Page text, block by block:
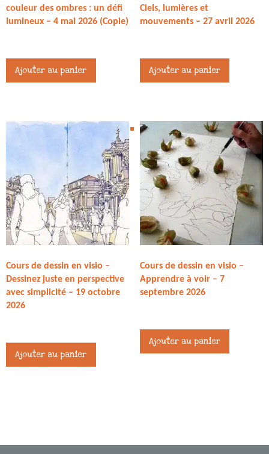
couleur des ombres : un défi
lumineux – 4 mai 2026 (Copie)
Ajouter au panier
Ciels, lumières et
mouvements – 27 avril 2026
Ajouter au panier
Cours de dessin en visio –
Dessinez juste en perspective
avec simplicité – 19 octobre
2026
Ajouter au panier
Cours de dessin en visio –
Apprendre à voir – 7
septembre 2026
Ajouter au panier